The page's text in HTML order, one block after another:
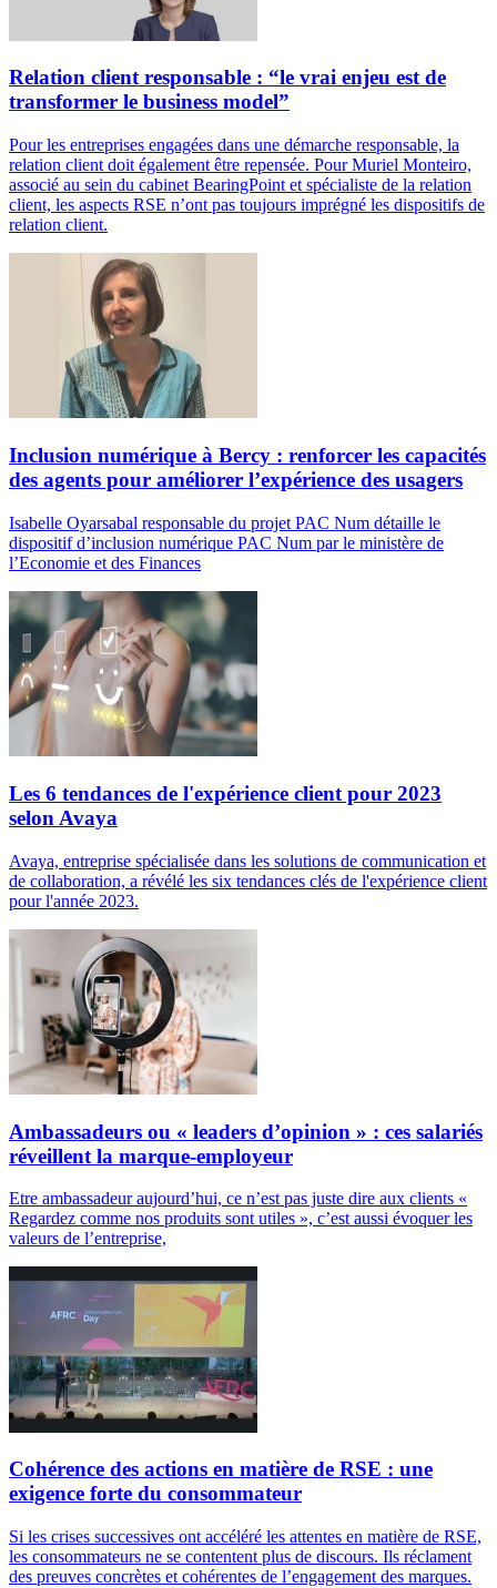
Relation client responsable : “le vrai enjeu est de
transformer le business model”
Pour les entreprises engagées dans une démarche responsable, la
relation client doit également être repensée. Pour Muriel Monteiro,
associé au sein du cabinet BearingPoint et spécialiste de la relation
client, les aspects RSE n’ont pas toujours imprégné les dispositifs de
relation client.
Inclusion numérique à Bercy : renforcer les capacités
des agents pour améliorer l’expérience des usagers
Isabelle Oyarsabal responsable du projet PAC Num détaille le
dispositif d’inclusion numérique PAC Num par le ministère de
l’Economie et des Finances
Les 6 tendances de l'expérience client pour 2023
selon Avaya
Avaya, entreprise spécialisée dans les solutions de communication et
de collaboration, a révélé les six tendances clés de l'expérience client
pour l'année 2023.
Ambassadeurs ou « leaders d’opinion » : ces salariés
réveillent la marque-employeur
Etre ambassadeur aujourd’hui, ce n’est pas juste dire aux clients «
Regardez comme nos produits sont utiles », c’est aussi évoquer les
valeurs de l’entreprise,
Cohérence des actions en matière de RSE : une
exigence forte du consommateur
Si les crises successives ont accéléré les attentes en matière de RSE,
les consommateurs ne se contentent plus de discours. Ils réclament
des preuves concrètes et cohérentes de l’engagement des marques.